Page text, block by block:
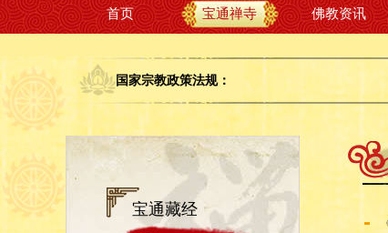
首页 宝通禅寺 佛教资讯
国家宗教政策法规：
宝通藏经